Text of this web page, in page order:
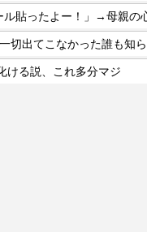
ける説、これ多分マジ